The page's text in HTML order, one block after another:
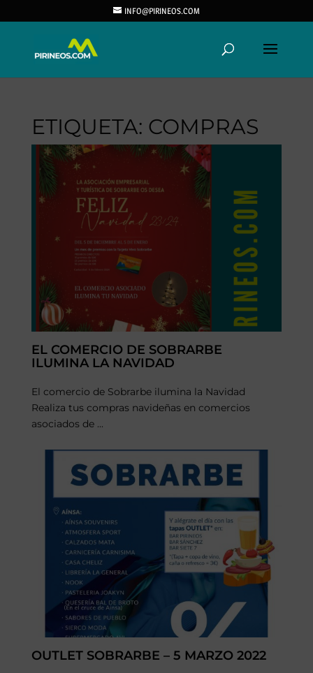
INFO@PIRINEOS.COM
ETIQUETA: COMPRAS
EL COMERCIO DE SOBRARBE
ILUMINA LA NAVIDAD
El comercio de Sobrarbe ilumina la Navidad
Realiza tus compras navideñas en comercios
asociados de ...
OUTLET SOBRARBE – 5 MARZO 2022